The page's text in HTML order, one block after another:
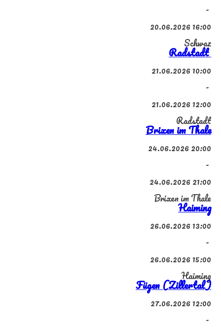
-
20.06.2026 16:00
Schwaz
Radstadt
21.06.2026 10:00
-
21.06.2026 12:00
Radstadt
Brixen im Thale
24.06.2026 20:00
-
24.06.2026 21:00
Brixen im Thale
Haiming
26.06.2026 13:00
-
26.06.2026 15:00
Haiming
Fügen (Zillertal)
27.06.2026 12:00
-